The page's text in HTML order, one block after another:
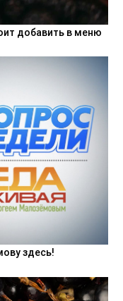
добавить в меню
здесь!